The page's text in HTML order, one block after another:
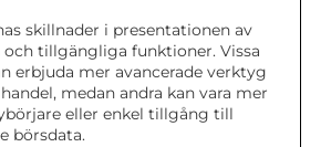
skillnader i presentationen av
tillgängliga funktioner. Vissa
erbjuda mer avancerade verktyg
medan andra kan vara mer
eller enkel tillgång till
börsdata.